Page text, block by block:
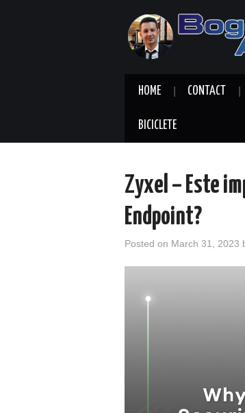
HOME CONTACT
BICICLETE
Zyxel – Este
Endpoint?
Posted on March 31, 2023